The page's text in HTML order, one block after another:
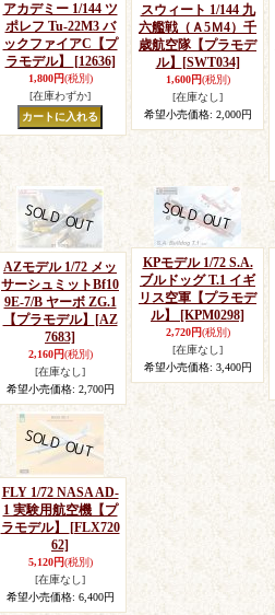
アカデミー 1/144 ツ
ポレフ Tu-22M3 バ
ックファイアC【プ
ラモデル】
[12636]
1,800円(税別)
[在庫わずか]
スウィート 1/144 九
六艦戦（Ａ5Ｍ4）千
歳航空隊【プラモデ
ル】
[SWT034]
1,600円(税別)
[在庫なし]
希望小売価格: 2,000円
AZモデル 1/72 メッ
サーシュミットBf10
9E-7/B ヤーボ ZG.1
【プラモデル】
[AZ
7683]
2,160円(税別)
[在庫なし]
希望小売価格: 2,700円
KPモデル 1/72 S.A.
ブルドッグ T.1 イギ
リス空軍【プラモデ
ル】
[KPM0298]
2,720円(税別)
[在庫なし]
希望小売価格: 3,400円
FLY 1/72 NASA AD-
1 実験用航空機【プ
ラモデル】
[FLX720
62]
5,120円(税別)
[在庫なし]
希望小売価格: 6,400円